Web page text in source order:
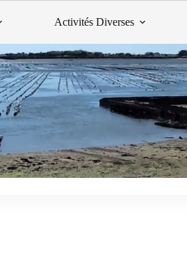
Activités Diverses